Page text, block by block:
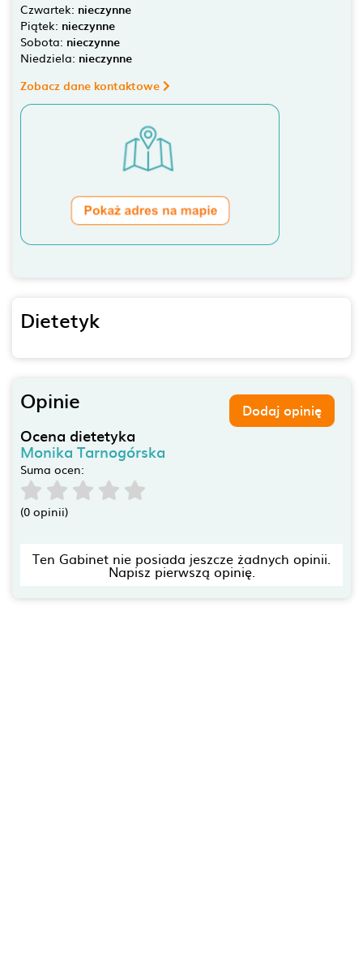
Czwartek: nieczynne
Piątek: nieczynne
Sobota: nieczynne
Niedziela: nieczynne
Zobacz dane kontaktowe
Dietetyk
Opinie Dodaj opinię
Ocena dietetyka
Monika Tarnogórska
Suma ocen:
(0 opinii)
Ten Gabinet nie posiada jeszcze żadnych opinii.
Napisz pierwszą opinię.